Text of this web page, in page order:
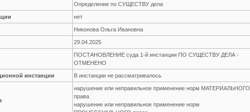
Определение по СУЩЕСТВУ дела
нет
Никонова Ольга Ивановна
29.04.2025
ПОСТАНОВЛЕНИЕ суда 1-й инстанции ПО СУЩЕСТВУ ДЕЛА -
ОТМЕНЕНО
инстанции В инстанции не рассматривалось
нарушение или неправильное применение норм МАТЕРИАЛЬНОГО
права
нарушение или неправильное применение норм